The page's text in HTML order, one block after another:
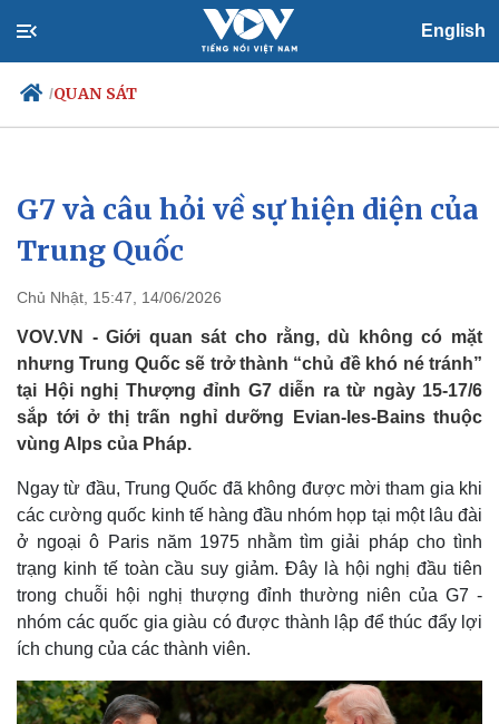
English
/QUAN SÁT
Chính trị
Đảng
Tổ chức nhân sự
Nhận diện sự thật
Xã hội
Việc làm
Biển đảo
G7 và câu hỏi về sự hiện diện của
Trung Quốc
Chủ Nhật, 15:47, 14/06/2026
VOV.VN - Giới quan sát cho rằng, dù không có mặt
nhưng Trung Quốc sẽ trở thành “chủ đề khó né tránh”
tại Hội nghị Thượng đỉnh G7 diễn ra từ ngày 15-17/6
sắp tới ở thị trấn nghỉ dưỡng Evian-les-Bains thuộc
vùng Alps của Pháp.
Ngay từ đầu, Trung Quốc đã không được mời tham gia khi
các cường quốc kinh tế hàng đầu nhóm họp tại một lâu đài
ở ngoại ô Paris năm 1975 nhằm tìm giải pháp cho tình
trạng kinh tế toàn cầu suy giảm. Đây là hội nghị đầu tiên
trong chuỗi hội nghị thượng đỉnh thường niên của G7 -
nhóm các quốc gia giàu có được thành lập để thúc đẩy lợi
ích chung của các thành viên.